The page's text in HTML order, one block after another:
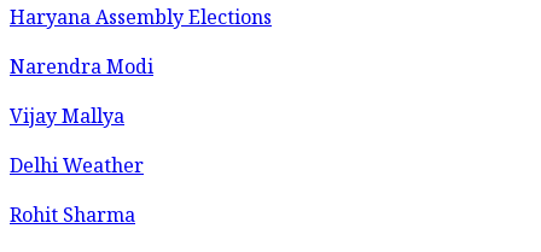
Haryana Assembly Elections
Narendra Modi
Vijay Mallya
Delhi Weather
Rohit Sharma